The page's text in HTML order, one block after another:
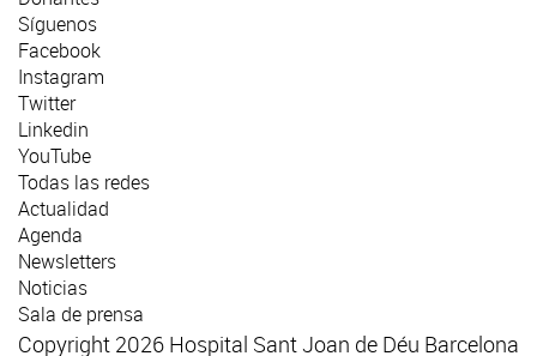
Síguenos
Facebook
Instagram
Twitter
Linkedin
YouTube
Todas las redes
Actualidad
Agenda
Newsletters
Noticias
Sala de prensa
Copyright 2026 Hospital Sant Joan de Déu Barcelona